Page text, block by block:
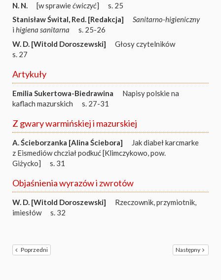
N. N. [w sprawiećwiczyć]
s. 25
Stanisław Śwital, Red. [Redakcja]
Sanitarno-higieniczny
i higiena sanitarna
s. 25-26
W. D. [Witold Doroszewski]
Głosy czytelników
s. 27
Artykuły
Emilia Sukertowa-Biedrawina
Napisy polskie na
kaflach mazurskich
s. 27-31
Z gwary warmińskiej i mazurskiej
A. Ścieborzanka [Alina Ściebora]
Jak diabeł karcmarke
z Eismediów chcział podkuć [Klimczykowo, pow.
Giżycko]
s. 31
Objaśnienia wyrazów i zwrotów
W. D. [Witold Doroszewski]
Rzeczownik, przymiotnik,
imiesłów
s. 32
Poprzedni Następny